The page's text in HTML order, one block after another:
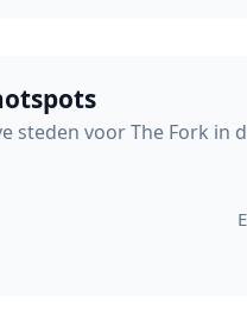
steden voor The Fork in